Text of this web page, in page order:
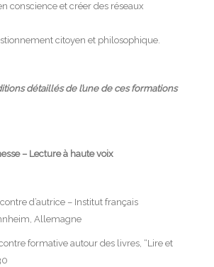
conscience et créer des réseaux
citoyen et philosophique.
détaillés de l’une de ces formations
– Lecture à haute voix
d’autrice – Institut français
Allemagne
formative autour des livres, “Lire et